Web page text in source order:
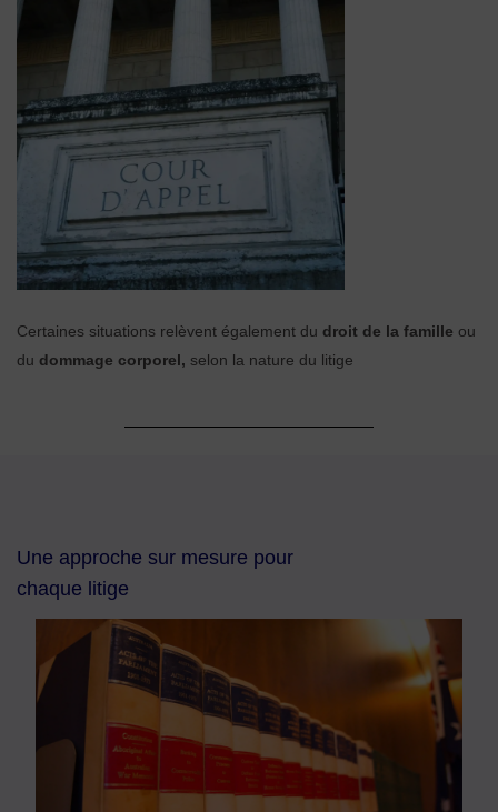
Certaines situations relèvent également du droit de la famille ou
du dommage corporel, selon la nature du litige
Une approche sur mesure pour
chaque litige